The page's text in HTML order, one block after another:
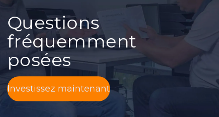
Questions
fréquemment
posées
Investissez maintenant